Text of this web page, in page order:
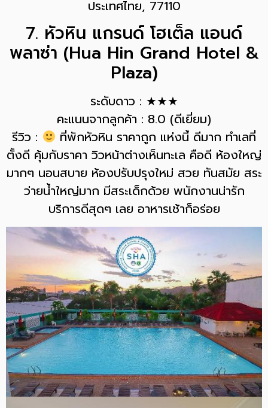
ประเทศไทย, 77110
7. หัวหิน แกรนด์ โฮเต็ล แอนด์
พลาซ่า (Hua Hin Grand Hotel &
Plaza)
ระดับดาว : ★★★
คะแนนจากลูกค้า : 8.0 (ดีเยี่ยม)
รีวิว :
ที่พักหัวหิน ราคาถูก แห่งนี้ ดีมาก ทำเลที่
ตั้งดี คุ้มกับราคา วิวหน้าต่างเห็นทะเล คือดี ห้องใหญ่
มากๆ นอนสบาย ห้องปรับปรุงใหม่ สวย ทันสมัย สระ
ว่ายน้ำใหญ่มาก มีสระเด็กด้วย พนักงานน่ารัก
บริการดีสุดๆ เลย อาหารเช้าก็อร่อย